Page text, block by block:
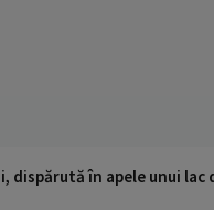
dispărută în apele unui